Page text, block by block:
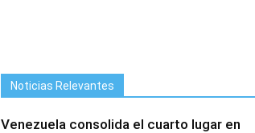
Noticias Relevantes
Venezuela consolida el cuarto lugar en